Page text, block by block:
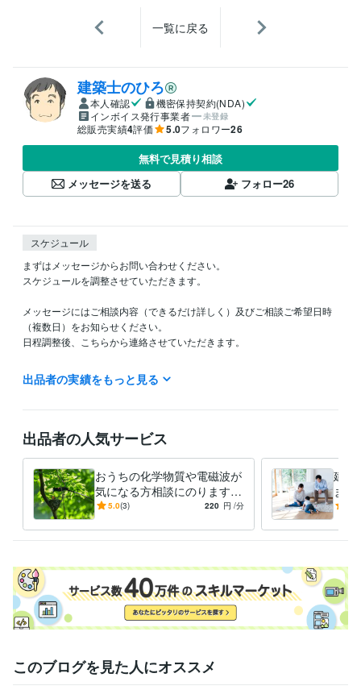
一覧に戻る
建築士のひろ
本人確認
機密保持契約(NDA)
インボイス発行事業者
未登録
総販売実績4評価 5.0フォロワー26
無料で見積り相談
メッセージを送る
フォロー26
スケジュール
まずはメッセージからお問い合わせください。
スケジュールを調整させていただきます。
メッセージにはご相談内容（できるだけ詳しく）及びご相談ご希望日時
（複数日）をお知らせください。
日程調整後、こちらから連絡させていただきます。
常時、退席中にしておりますが、日時がきまりましたら待機中にさせて
いただきますので、待機中になりましたらご購入ください。よろしくお
おうちの素材とお値段と（化学物質や電磁波のないおうちづくり）
資格・検定
一級建築士 取得年 : 2020年
一級電磁波測定士 取得年 : 2020年
得意分野
出品者の実績をもっと見る
出品者の人気サービス
おうちの化学物質や電磁波が
気になる方相談にのります
おうちのニオイにより気分が
スします
5.0(3) 220 円 /分
建築
ます
るこ
このブログを見た人にオススメ